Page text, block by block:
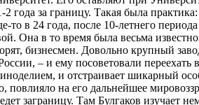
года за границу. Такая была
то в 24 года, после 10-летнего
. Она в то время была весьма
бизнесмен. Довольно крупный
– и ему посоветовали переехать
и отстраивает шикарный
повлияло на его дальнейшее
заграницу. Там Булгаков